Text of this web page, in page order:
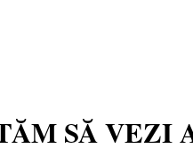
SĂ VEZI